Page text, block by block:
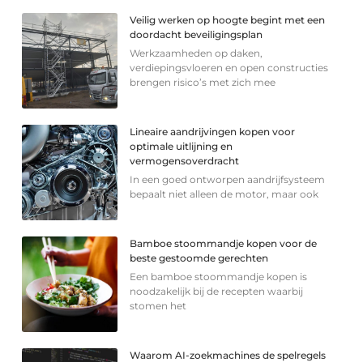
Veilig werken op hoogte begint met een
doordacht beveiligingsplan
Werkzaamheden op daken,
verdiepingsvloeren en open constructies
brengen risico’s met zich mee
Lineaire aandrijvingen kopen voor
optimale uitlijning en
vermogensoverdracht
In een goed ontworpen aandrijfsysteem
bepaalt niet alleen de motor, maar ook
Bamboe stoommandje kopen voor de
beste gestoomde gerechten
Een bamboe stoommandje kopen is
noodzakelijk bij de recepten waarbij
stomen het
Waarom AI-zoekmachines de spelregels